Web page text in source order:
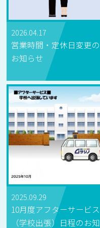
2026.04.17
営業時間・定休日変更の
お知らせ
2025.09.29
10月度アフターサービス
（学校出張）日程のお知